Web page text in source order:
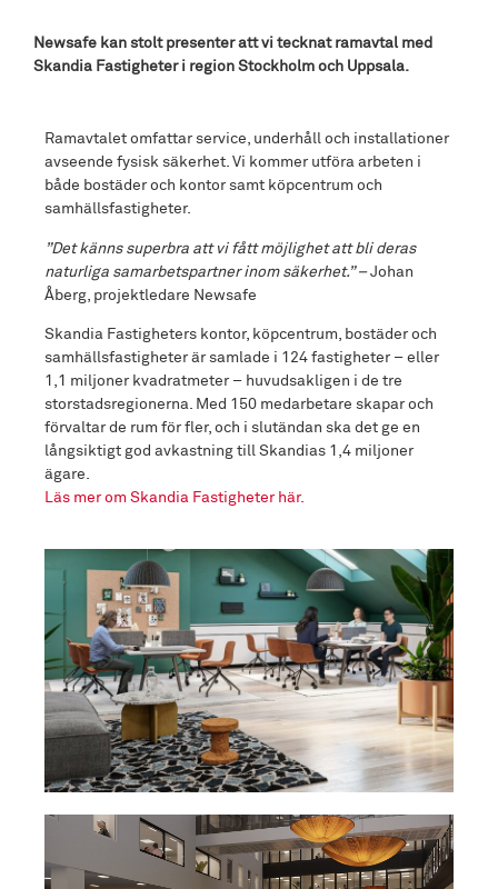
Newsafe kan stolt presenter att vi tecknat ramavtal med
Skandia Fastigheter i region Stockholm och Uppsala.
Ramavtalet omfattar service, underhåll och installationer
avseende fysisk säkerhet. Vi kommer utföra arbeten i
både bostäder och kontor samt köpcentrum och
samhällsfastigheter.
”Det känns superbra att vi fått möjlighet att bli deras
naturliga samarbetspartner inom säkerhet.” –Johan
Åberg, projektledare Newsafe
Skandia Fastigheters kontor, köpcentrum, bostäder och
samhällsfastigheter är samlade i 124 fastigheter – eller
1,1 miljoner kvadratmeter – huvudsakligen i de tre
storstadsregionerna. Med 150 medarbetare skapar och
förvaltar de rum för fler, och i slutändan ska det ge en
långsiktigt god avkastning till Skandias 1,4 miljoner
ägare.
Läs mer om Skandia Fastigheter här.